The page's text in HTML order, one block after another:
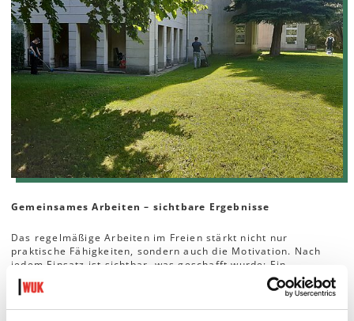
Gemeinsames Arbeiten – sichtbare Ergebnisse
Das regelmäßige Arbeiten im Freien stärkt nicht nur
praktische Fähigkeiten, sondern auch die Motivation. Nach
jedem Einsatz ist sichtbar, was geschafft wurde: Ein
gemähter, sauberer Rasen, auf dem Jugendliche aus dem
Grätzl ihre Freizeit verbringen können.